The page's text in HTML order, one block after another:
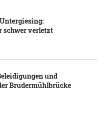
schwer verletzt
und
Brudermühlbrücke